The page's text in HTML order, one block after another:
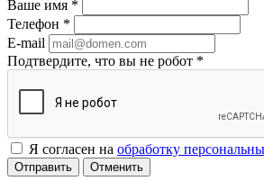
Ваше имя *
Телефон *
E-mail
Подтвердите, что вы не робот *
Я согласен на обработку
Отменить